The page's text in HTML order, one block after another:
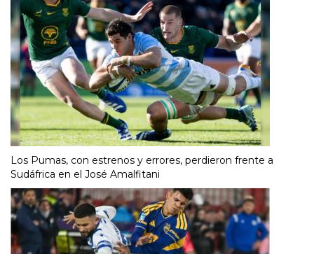
Los Pumas, con estrenos y errores, perdieron frente a
Sudáfrica en el José Amalfitani